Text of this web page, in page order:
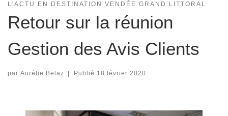
L'ACTU EN DESTINATION VENDÉE GRAND LITTORAL
Retour sur la réunion
Gestion des Avis Clients
par Aurélie Belaz Publié 18 février 2020